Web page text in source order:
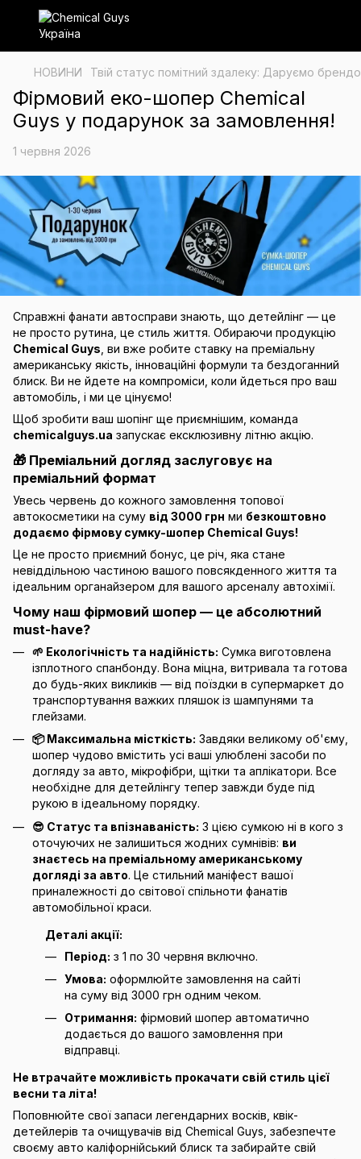
НОВИНИ Твій статус помітний здалеку: Даруємо
Фірмовий еко-шопер Chemical
Guys у подарунок за замовлення!
1 червня 2026
Справжні фанати автосправи знають, що детейлінг — це
не просто рутина, це стиль життя. Обираючи продукцію
Chemical Guys , ви вже робите ставку на преміальну
американську якість, інноваційні формули та бездоганний
блиск. Ви не йдете на компроміси, коли йдеться про ваш
автомобіль, і ми це цінуємо!
Щоб зробити ваш шопінг ще приємнішим, команда
chemicalguys.ua запускає ексклюзивну літню акцію.
🎁 Преміальний догляд заслуговує на
преміальний формат
Увесь червень до кожного замовлення топової
автокосметики на суму від 3000 грн ми безкоштовно
додаємо фірмову сумку-шопер Chemical Guys!
Це не просто приємний бонус, це річ, яка стане
невіддільною частиною вашого повсякденного життя та
ідеальним органайзером для вашого арсеналу автохімії.
Чому наш фірмовий шопер — це абсолютний
must-have?
🌱 Екологічність та надійність: Сумка виготовлена
ізплотного спанбонду. Вона міцна, витривала та готова
до будь-яких викликів — від поїздки в супермаркет до
транспортування важких пляшок із шампунями та
глейзами.
📦 Максимальна місткість: Завдяки великому об'єму,
шопер чудово вмістить усі ваші улюблені засоби по
догляду за авто, мікрофібри, щітки та аплікатори. Все
необхідне для детейлінгу тепер завжди буде під
рукою в ідеальному порядку.
😎 Статус та впізнаваність: З цією сумкою ні в кого з
оточуючих не залишиться жодних сумнівів: ви
знаєтесь на преміальному американському
догляді за авто. Це стильний маніфест вашої
приналежності до світової спільноти фанатів
автомобільної краси.
Деталі акції:
Період: з 1 по 30 червня включно.
Умова: оформлюйте замовлення на сайті
на суму від 3000 грн одним чеком.
Отримання: фірмовий шопер автоматично
додається до вашого замовлення при
відправці.
Не втрачайте можливість прокачати свій стиль цієї
весни та літа!
Поповнюйте свої запаси легендарних восків, квік-
детейлерів та очищувачів від Chemical Guys, забезпечте
своєму авто каліфорнійський блиск та забирайте свій